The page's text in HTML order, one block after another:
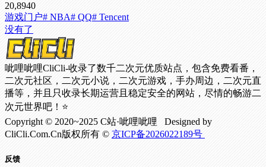
20,8940
游戏门户# NBA# QQ# Tencent
没有了
呲哩呲哩CliCli-收录了数千二次元优质站点，包含免费看番，
二次元社区，二次元小说，二次元游戏，手办周边，二次元直
播等，并且只收录长期运营且稳定安全的网站，尽情的畅游二
次元世界吧！⭐
Copyright © 2020~2025 C站·呲哩呲哩 Designed by
CliCli.Com.Cn版权所有 © 京ICP备2026022189号
反馈